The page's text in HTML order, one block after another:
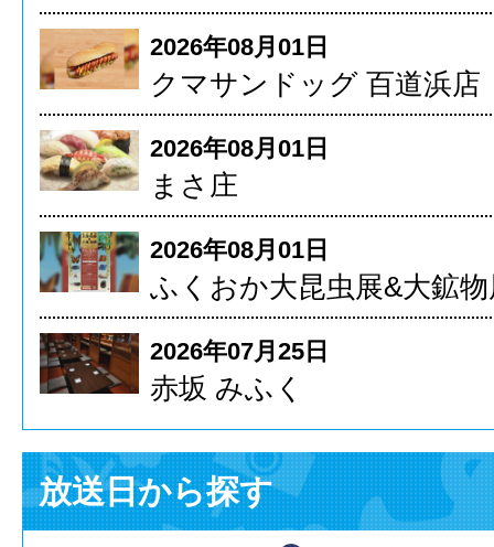
2026年08月01日
クマサンドッグ 百道浜店
2026年08月01日
まさ庄
2026年08月01日
ふくおか大昆虫展&大鉱物
2026年07月25日
赤坂 みふく
放送日から探す